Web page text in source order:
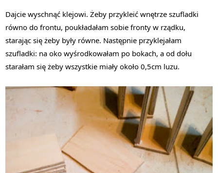
Dajcie wyschnąć klejowi. Żeby przykleić wnętrze szufladki
równo do frontu, poukładałam sobie fronty w rządku,
starając się żeby były równe. Następnie przyklejałam
szufladki: na oko wyśrodkowałam po bokach, a od dołu
starałam się żeby wszystkie miały około 0,5cm luzu.